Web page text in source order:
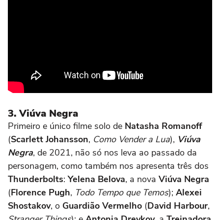
3. Viúva Negra
Primeiro e único filme solo de Natasha Romanoff
(Scarlett Johansson, Como Vender a Lua), Viúva
Negra, de 2021, não só nos leva ao passado da
personagem, como também nos apresenta três dos
Thunderbolts:Yelena Belova, a nova Viúva Negra
(Florence Pugh, Todo Tempo que Temos); Alexei
Shostakov, o Guardião Vermelho (David Harbour,